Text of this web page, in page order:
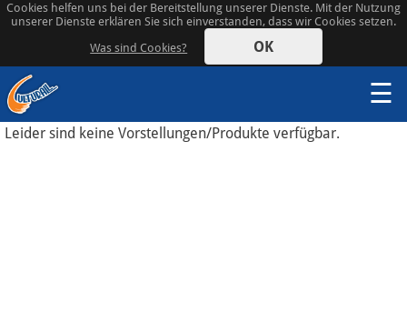
Cookies helfen uns bei der Bereitstellung unserer Dienste. Mit der Nutzung
unserer Dienste erklären Sie sich einverstanden, dass wir Cookies setzen.
Was sind Cookies?
OK
☰
Leider sind keine Vorstellungen/Produkte verfügbar.